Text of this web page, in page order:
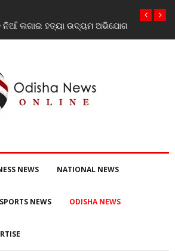
assumes charge as Vice-
of Odisha
NEWS NATIONAL NEWS
SPORTS NEWS ODISHA NEWS